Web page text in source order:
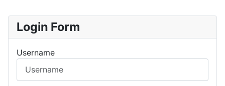
Login Form
Username